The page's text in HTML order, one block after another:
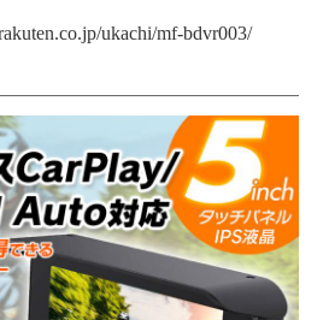
ukachi/mf-bdvr003/